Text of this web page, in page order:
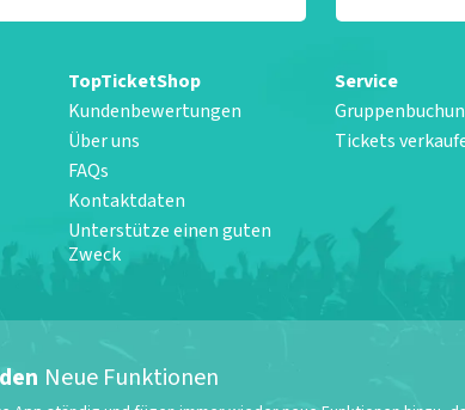
TopTicketShop
Kundenbewertungen
Über uns
FAQs
Kontaktdaten
Unterstütze einen guten
Zweck
Service
Tickets
Neue Funktionen